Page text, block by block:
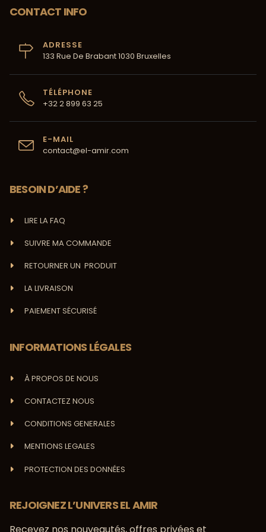
CONTACT INFO
ADRESSE
133 Rue De Brabant 1030 Bruxelles
TÉLÉPHONE
+32 2 899 63 25
E-MAIL
contact@el-amir.com
BESOIN D’AIDE ?
LIRE LA FAQ
SUIVRE MA COMMANDE
RETOURNER UN PRODUIT
LA LIVRAISON
PAIEMENT SÉCURISÉ
INFORMATIONS LÉGALES
À PROPOS DE NOUS
CONTACTEZ NOUS
CONDITIONS GENERALES
MENTIONS LEGALES
PROTECTION DES DONNÉES
REJOIGNEZ L’UNIVERS EL AMIR